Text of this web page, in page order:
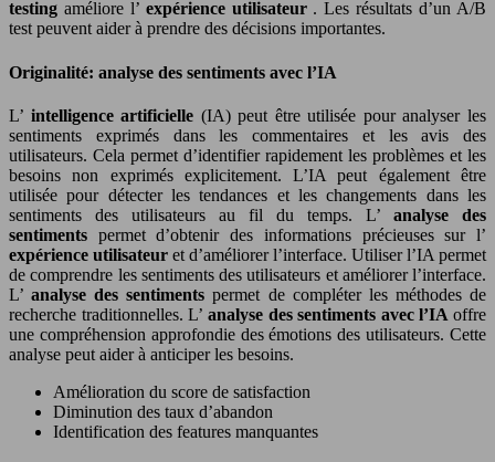
testing améliore l’ expérience utilisateur . Les résultats d’un A/B
test peuvent aider à prendre des décisions importantes.
Originalité: analyse des sentiments avec l’IA
L’ intelligence artificielle (IA) peut être utilisée pour analyser les
sentiments exprimés dans les commentaires et les avis des
utilisateurs. Cela permet d’identifier rapidement les problèmes et les
besoins non exprimés explicitement. L’IA peut également être
utilisée pour détecter les tendances et les changements dans les
sentiments des utilisateurs au fil du temps. L’ analyse des
sentiments permet d’obtenir des informations précieuses sur l’
expérience utilisateur et d’améliorer l’interface. Utiliser l’IA permet
de comprendre les sentiments des utilisateurs et améliorer l’interface.
L’analyse des sentimentspermet de compléter les méthodes de
recherche traditionnelles. L’ analyse des sentiments avec l’IA offre
une compréhension approfondie des émotions des utilisateurs. Cette
analyse peut aider à anticiper les besoins.
Amélioration du score de satisfaction
Diminution des taux d’abandon
Identification des features manquantes